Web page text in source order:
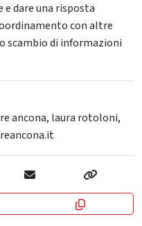
dare una risposta
con altre
scambio di informazioni
ancona, laura rotoloni,